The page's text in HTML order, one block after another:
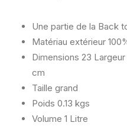
Une partie de la Back
Matériau extérieur
Dimensions 23
cm
Taille grand
Poids 0.13 kgs
Volume 1 Litre